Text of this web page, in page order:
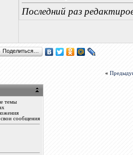
Последний раз
Поделиться…
«
темы
сообщения